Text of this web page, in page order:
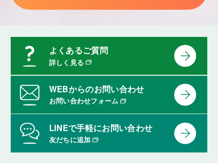
よくあるご質問
詳しく見る
WEBからのお問い合わせ
お問い合わせフォーム
LINEで手軽にお問い合わせ
友だちに追加